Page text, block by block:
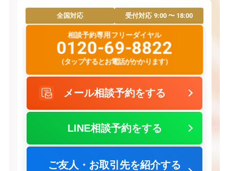
全国対応 受付対応9:00 〜 18:00
相談予約専用フリーダイヤル
0120-69-8822
（タップするとお電話がかかります）
メール相談予約をする
LINE相談予約をする
ご友人・お取引先を紹介する